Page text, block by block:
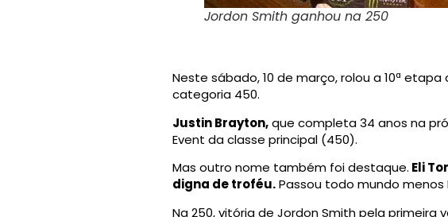
Jordon Smith ganhou na 250
Neste sábado, 10 de março, rolou a 10ª
categoria 450.
Justin Brayton,que completa 34 anos na
Event da classe principal (450).
Mas outro nome também foi destaque. Eli
digna de troféu.Passou todo mundo menos
Na 250, vitória de Jordon Smith pela